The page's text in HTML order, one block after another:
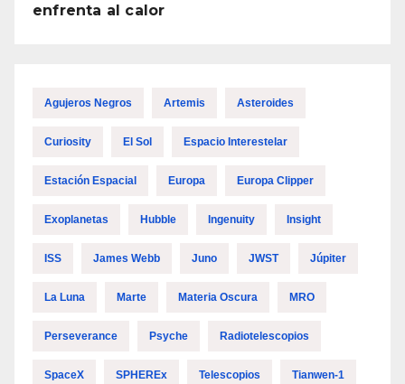
enfrenta al calor
Agujeros Negros Artemis Asteroides
Curiosity El Sol Espacio Interestelar
Estación Espacial Europa Europa Clipper
Exoplanetas Hubble Ingenuity Insight
ISS James Webb Juno JWST Júpiter
La Luna Marte Materia Oscura MRO
Perseverance Psyche Radiotelescopios
SpaceX SPHEREx Telescopios Tianwen-1